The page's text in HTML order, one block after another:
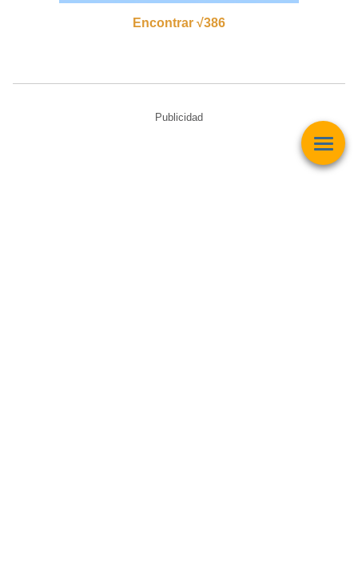
Encontrar √386
Publicidad